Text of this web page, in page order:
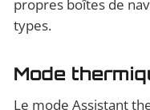
propres boîtes de
types.
Mode
Le mode Assistant